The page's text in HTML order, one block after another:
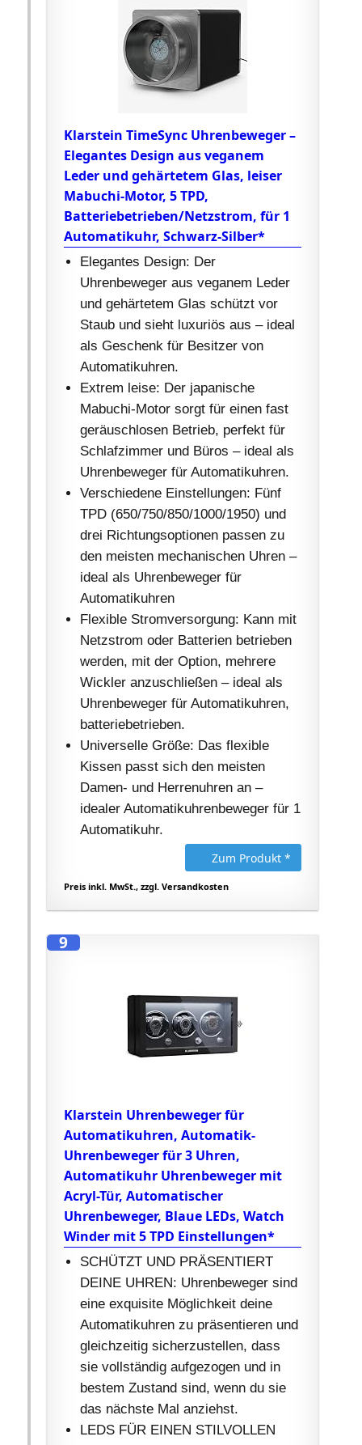
Klarstein TimeSync Uhrenbeweger –
Elegantes Design aus veganem
Leder und gehärtetem Glas, leiser
Mabuchi-Motor, 5 TPD,
Batteriebetrieben/Netzstrom, für 1
Automatikuhr, Schwarz-Silber*
Elegantes Design: Der
Uhrenbeweger aus veganem Leder
und gehärtetem Glas schützt vor
Staub und sieht luxuriös aus – ideal
als Geschenk für Besitzer von
Automatikuhren.
Extrem leise: Der japanische
Mabuchi-Motor sorgt für einen fast
geräuschlosen Betrieb, perfekt für
Schlafzimmer und Büros – ideal als
Uhrenbeweger für Automatikuhren.
Verschiedene Einstellungen: Fünf
TPD (650/750/850/1000/1950) und
drei Richtungsoptionen passen zu
den meisten mechanischen Uhren –
ideal als Uhrenbeweger für
Automatikuhren
Flexible Stromversorgung: Kann mit
Netzstrom oder Batterien betrieben
werden, mit der Option, mehrere
Wickler anzuschließen – ideal als
Uhrenbeweger für Automatikuhren,
batteriebetrieben.
Universelle Größe: Das flexible
Kissen passt sich den meisten
Damen- und Herrenuhren an –
idealer Automatikuhrenbeweger für 1
Automatikuhr.
Zum Produkt *
Preis inkl. MwSt., zzgl. Versandkosten
9
Klarstein Uhrenbeweger für
Automatikuhren, Automatik-
Uhrenbeweger für 3 Uhren,
Automatikuhr Uhrenbeweger mit
Acryl-Tür, Automatischer
Uhrenbeweger, Blaue LEDs, Watch
Winder mit 5 TPD Einstellungen*
SCHÜTZT UND PRÄSENTIERT
DEINE UHREN: Uhrenbeweger sind
eine exquisite Möglichkeit deine
Automatikuhren zu präsentieren und
gleichzeitig sicherzustellen, dass
sie vollständig aufgezogen und in
bestem Zustand sind, wenn du sie
das nächste Mal anziehst.
LEDS FÜR EINEN STILVOLLEN